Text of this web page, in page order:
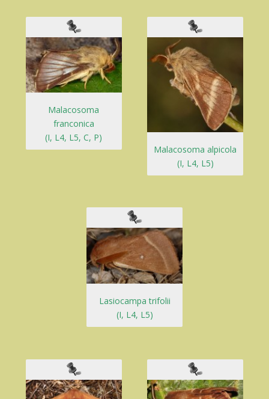
Malacosoma
franconica
(I, L4, L5, C, P)
Malacosoma alpicola
(I, L4, L5)
Lasiocampa trifolii
(I, L4, L5)